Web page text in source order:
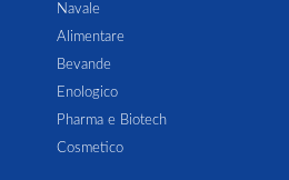
Navale
Alimentare
Bevande
Enologico
Pharma e Biotech
Cosmetico